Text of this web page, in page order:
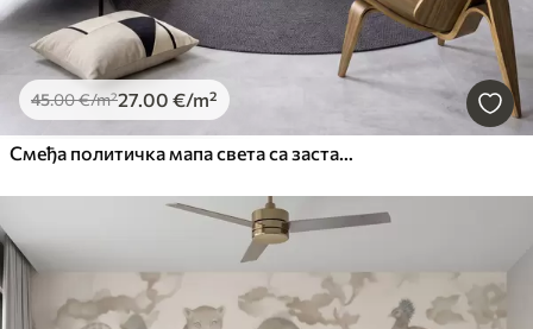
45.00€/m²27.00 €/m²
Смеђа политичка мапа света са заставама на енглеском језику